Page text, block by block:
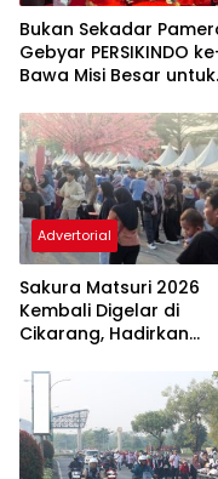
Bukan Sekadar
Gebyar PERSIKINDO
Bawa Misi Besar untuk
Advertorial
Sakura Matsuri 2026
Kembali Digelar di
Cikarang, Hadirkan
Indonesia dan Jepang